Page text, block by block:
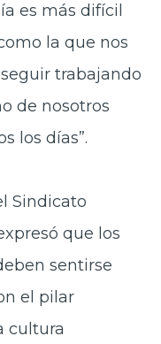
es más difícil
la que nos
trabajando
de nosotros
los días”.
Sindicato
que los
sentirse
el pilar
cultura